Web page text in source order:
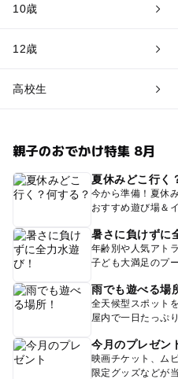
10歳
12歳
高校生
親子のおでかけ特集 8月
夏休みどこ行く
今から準備！夏休
おすすめ遊び場＆
暑さに負けずに
年齢別や人気アト
子ども大満足のプ
雨でも遊べる場
全天候型スポット
屋内で一日たっぷ
今月のプレゼン
映画チケット、ム
限定グッズなどが